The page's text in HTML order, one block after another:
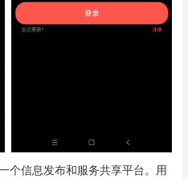
信息发布和服务共享平台。用